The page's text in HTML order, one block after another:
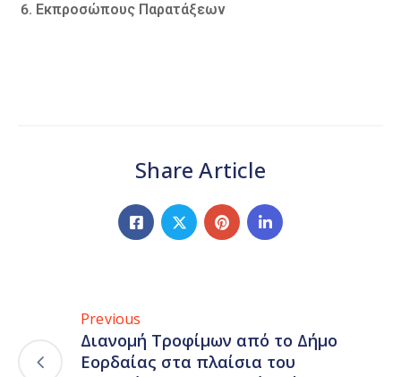
Εκπροσώπους Παρατάξεων
Share Article
Previous
Διανομή Τροφίμων από το Δήμο
Εορδαίας στα πλαίσια του